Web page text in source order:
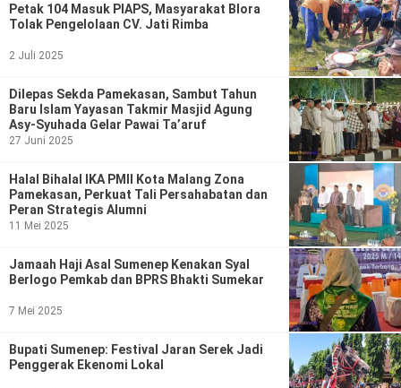
©
Copyright
2026
News
Indonesia
Right
Reserve
Petak 104 Masuk PIAPS, Masyarakat Blora
Tolak Pengelolaan CV. Jati Rimba
2 Juli 2025
Dilepas Sekda Pamekasan, Sambut Tahun
Baru Islam Yayasan Takmir Masjid Agung
Asy-Syuhada Gelar Pawai Ta’aruf
27 Juni 2025
Halal Bihalal IKA PMII Kota Malang Zona
Pamekasan, Perkuat Tali Persahabatan dan
Peran Strategis Alumni
11 Mei 2025
Jamaah Haji Asal Sumenep Kenakan Syal
Berlogo Pemkab dan BPRS Bhakti Sumekar
7 Mei 2025
Bupati Sumenep: Festival Jaran Serek Jadi
Penggerak Ekenomi Lokal